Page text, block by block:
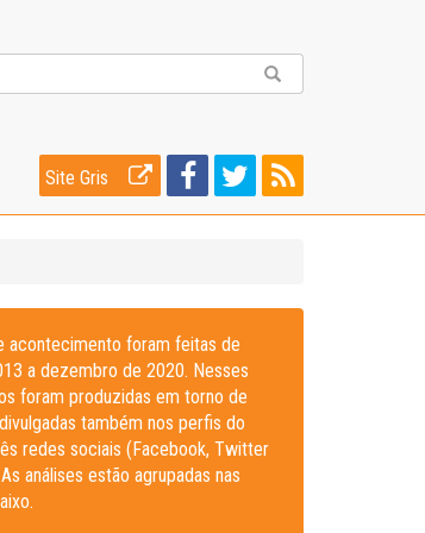
Site Gris
acontecimento foram feitas de
a dezembro de 2020. Nesses
foram produzidas em torno de
também nos perfis do
redes sociais (Facebook, Twitter
análises estão agrupadas nas